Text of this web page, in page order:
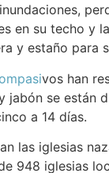
en su techo y
y estaño para
vos han
jabón se están
a 14 días.
las iglesias
948 iglesias